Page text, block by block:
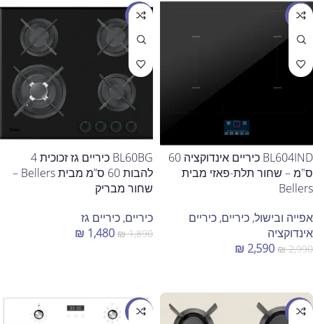
מבצע
BL604IND כיריים אינדוקציה 60
ס"מ – שחור תלת-פאזי מבית
Bellers
אפייה ובישול, כיריים, כיריים
אינדוקציה
₪2,990
₪ 2,590
מבצע
BL60BG כיריים גז זכוכית 4
להבות 60 ס”מ מבית Bellers –
שחור מבריק
כיריים, כיריים גז
₪1,890
₪ 1,480
מבצע מבצע